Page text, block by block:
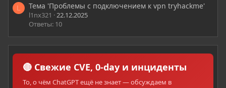
L Тема 'Проблемы с подключением к vpn tryhackme'
l1nx321
22.12.2025
Ответы: 10
🔴 Свежие CVE, 0-day и инциденты
То, о чём ChatGPT ещё не знает — обсуждаем в